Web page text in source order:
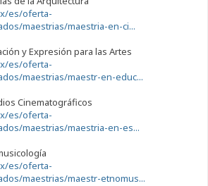
es/oferta-
maestrias/maestria-en-ci...
y Expresión para las Artes
es/oferta-
maestrias/maestr-en-educ...
Cinematográficos
es/oferta-
maestrias/maestria-en-es...
es/oferta-
maestrias/maestr-etnomus...